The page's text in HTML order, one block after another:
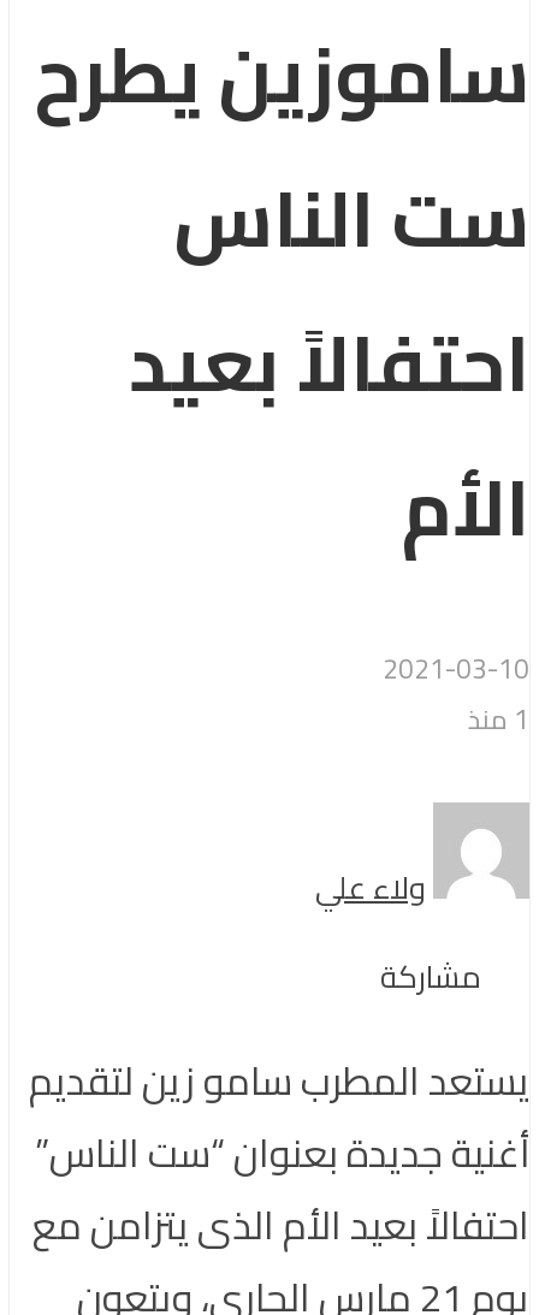
ساموزين يطرح
ست الناس
احتفالاً بعيد
الأم
2021-03-10
1 منذ
ولاء علي
مشاركة
يستعد المطرب سامو زين لتقديم
أغنية جديدة بعنوان “ست الناس”
احتفالاً بعيد الأم الذى يتزامن مع
يوم 21 مارس الجارى، ويتعون